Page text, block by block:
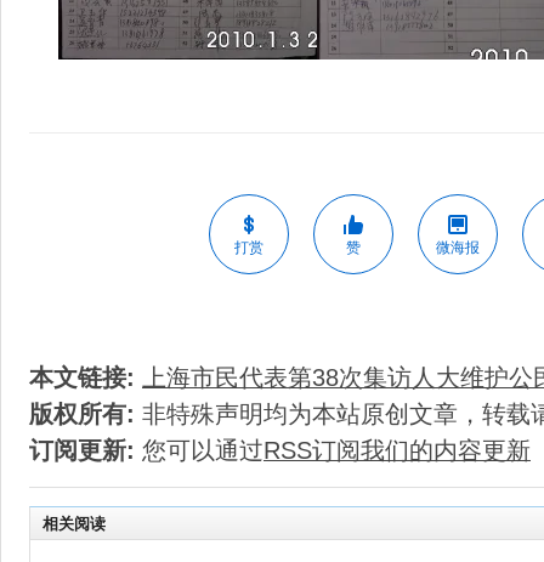
打赏 赞 微海报
本文链接:
上海市民代表第38次集访人大维护公
版权所有: 非特殊声明均为本站原创文章，转载
订阅更新: 您可以通过RSS订阅我们的内容更新
相关阅读